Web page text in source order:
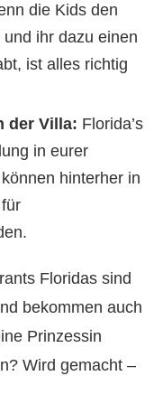
die Kids den
ihr dazu einen
ist alles richtig
der Villa: Florida’s
in eurer
hinterher in
Floridas sind
bekommen auch
Prinzessin
Wird gemacht –